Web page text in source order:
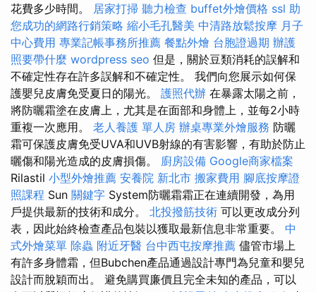
花費多少時間。 居家打掃 聽力檢查 buffet外燴價格 ssl 助
您成功的網路行銷策略 縮小毛孔醫美 中清路放鬆按摩 月子
中心費用 專業記帳事務所推薦 餐點外燴 台胞證過期 辦護
照要帶什麼 wordpress seo 但是，關於豆類消耗的誤解和
不確定性存在許多誤解和不確定性。 我們向您展示如何保
護嬰兒皮膚免受夏日的陽光。 護照代辦 在暴露太陽之前，
將防曬霜塗在皮膚上，尤其是在面部和身體上，並每2小時
重複一次應用。 老人養護 單人房 辦桌專業外燴服務 防曬
霜可保護皮膚免受UVA和UVB射線的有害影響，有助於防止
曬傷和陽光造成的皮膚損傷。 廚房設備 Google商家檔案
Rilastil 小型外燴推薦 安養院 新北市 搬家費用 腳底按摩證
照課程 Sun 關鍵字 System防曬霜霜正在連續開發，為用
戶提供最新的技術和成分。 北投撥筋技術 可以更改成分列
表，因此始終檢查產品包裝以獲取最新信息非常重要。 中
式外燴菜單 除蟲 附近牙醫 台中西屯按摩推薦 儘管市場上
有許多身體霜，但Bubchen產品通過設計專門為兒童和嬰兒
設計而脫穎而出。 避免購買廉價且完全未知的產品，可以